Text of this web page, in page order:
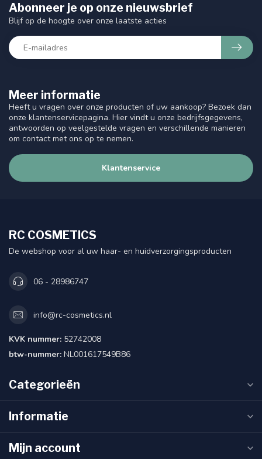
Meer informatie
Heeft u vragen over onze producten of uw aankoop? Bezoek dan
onze klantenservicepagina. Hier vindt u onze bedrijfsgegevens,
antwoorden op veelgestelde vragen en verschillende manieren
om contact met ons op te nemen.
Klantenservice
Abonneer je op onze nieuwsbrief
Blijf op de hoogte over onze laatste acties
RC COSMETICS
De webshop voor al uw haar- en huidverzorgingsproducten
06 - 28986747
info@rc-cosmetics.nl
KVK nummer: 52742008
btw-nummer: NL001617549B86
Categorieën
Informatie
Mijn account